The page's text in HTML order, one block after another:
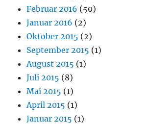
Februar 2016 (50)
Januar 2016 (2)
Oktober 2015 (2)
September 2015 (1)
August 2015 (1)
Juli 2015 (8)
Mai 2015 (1)
April 2015 (1)
Januar 2015 (1)